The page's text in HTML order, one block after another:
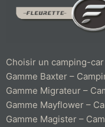
Choisir un camping-car
Gamme Baxter –
Gamme Migrateur –
Gamme Mayflower –
Gamme Magister –